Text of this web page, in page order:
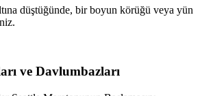
düştüğünde, bir boyun körüğü veya yün
ve Davlumbazları